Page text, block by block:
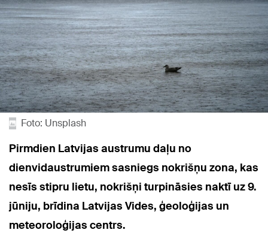
Foto: Unsplash
Pirmdien Latvijas austrumu daļu no
dienvidaustrumiem sasniegs nokrišņu zona, kas
nesīs stipru lietu, nokrišņi turpināsies naktī uz 9.
jūniju, brīdina Latvijas Vides, ģeoloģijas un
meteoroloģijas centrs.